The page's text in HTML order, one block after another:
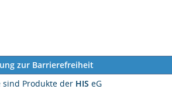
zur Barrierefreiheit
sind Produkte der HIS eG